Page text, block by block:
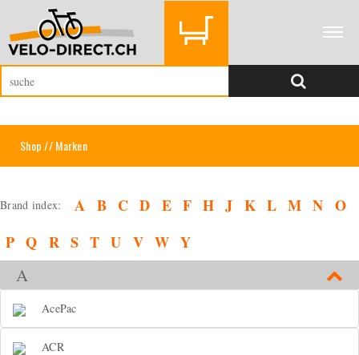
Shop// Marken
Brand index: A B C D E F H J K L M N O
P Q R S T U V W Y
A
AcePac
ACR